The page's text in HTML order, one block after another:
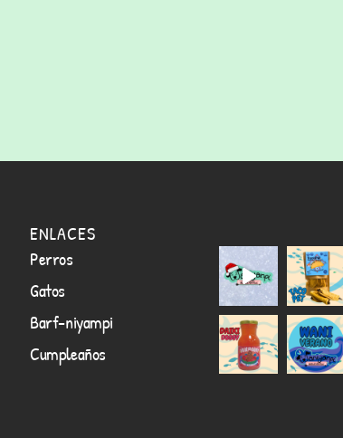
ENLACES
Perros
Gatos
Barf-niyampi
Cumpleaños